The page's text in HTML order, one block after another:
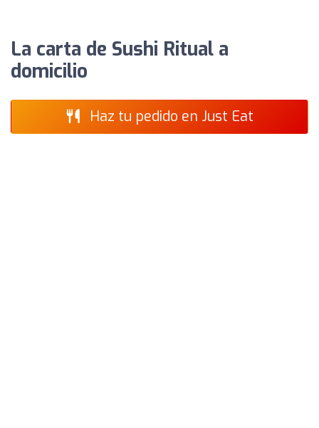
La carta de Sushi Ritual a
domicilio
Haz tu pedido en Just Eat